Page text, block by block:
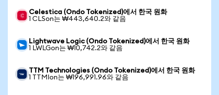
Celestica (Ondo Tokenized)에서 한국 원화
1 CLSon는 ₩443,640.2와 같음
Lightwave Logic (Ondo Tokenized)에서 한국 원화
1 LWLGon는 ₩10,742.2와 같음
TTM Technologies (Ondo Tokenized)에서 한국 원화
1 TTMIon는 ₩196,991.96와 같음